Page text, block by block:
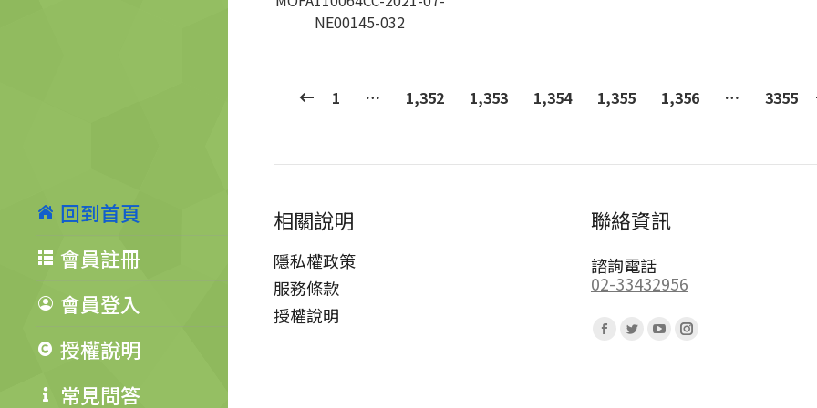
回到首頁
會員註冊
會員登入
授權說明
常見問答
NE00145-032
1 … 1,352 1,353 1,354 1,355 1,356 … 3355
相關說明
隱私權政策
服務條款
授權說明
聯絡資訊
諮詢電話
02-33432956
Facebook
opens
Twitter
opens
YouTube
opens
Instagram
opens